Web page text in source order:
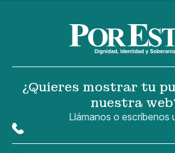
¿Quieres mostrar tu
nuestra
Llámanos o escríbenos